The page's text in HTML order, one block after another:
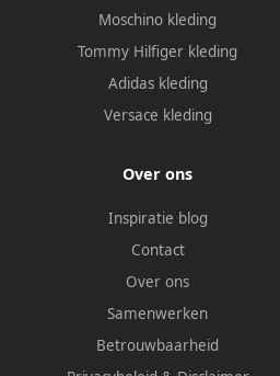
Moschino kleding
Tommy Hilfiger kleding
Adidas kleding
Versace kleding
Over ons
Inspiratie blog
Contact
Over ons
Samenwerken
Betrouwbaarheid